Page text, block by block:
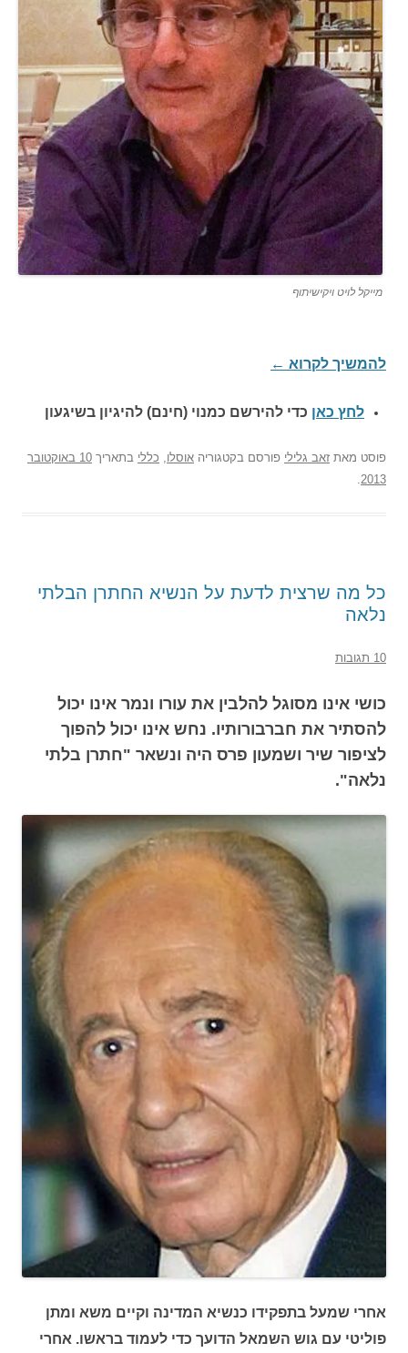
מייקל לויט ויקישיתוף
להמשיך לקרוא ←
לחץ כאן כדי להירשם כמנוי (חינם) להיגיון בשיגעון
פוסט מאת זאב גלילי פורסם בקטגוריה אוסלו, כללי בתאריך
10 באוקטובר
2013
.
כל מה שרצית לדעת על הנשיא החתרן הבלתי
נלאה
10 תגובות
כושי אינו מסוגל להלבין את עורו ונמר אינו יכול
להסתיר את חברבורותיו. נחש אינו יכול להפוך
לציפור שיר ושמעון פרס היה ונשאר "חתרן בלתי
נלאה".
אחרי שמעל בתפקידו כנשיא המדינה וקיים משא ומתן
פוליטי עם גוש השמאל הדועך כדי לעמוד בראשו. אחרי